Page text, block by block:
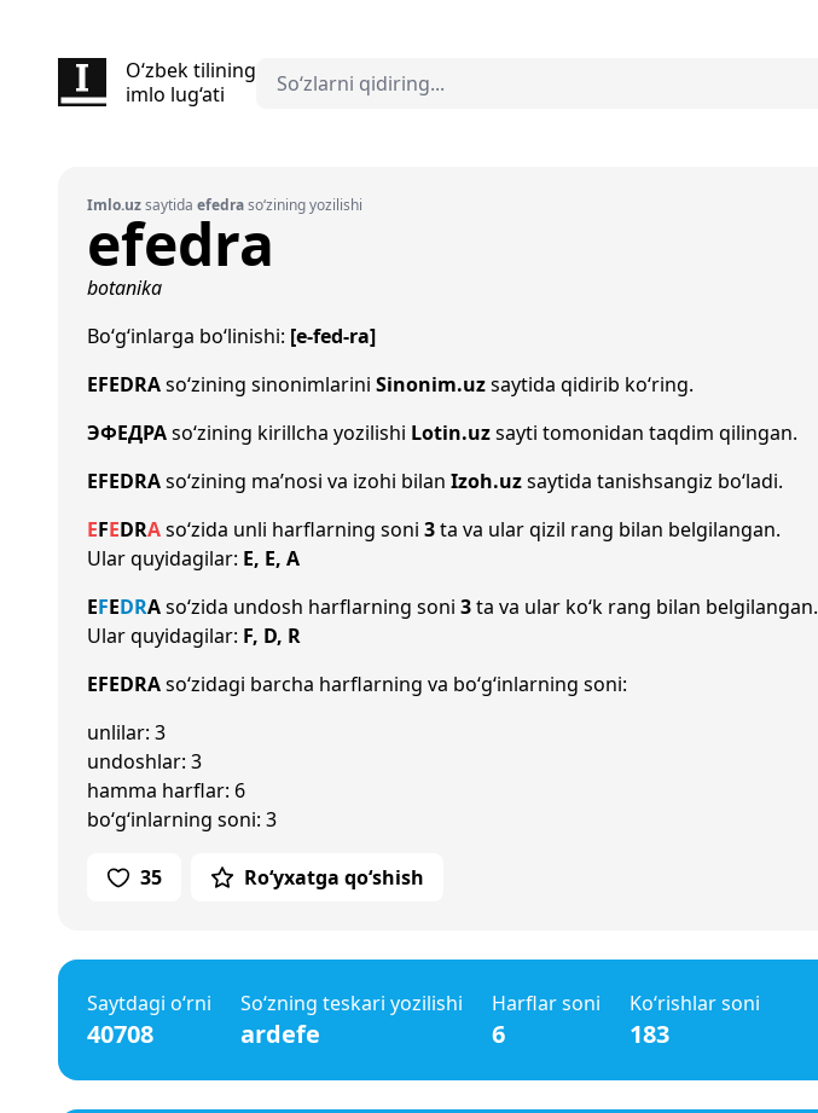
O‘zbek tilining
imlo lug‘ati
Imlo.uzsaytida efedraso‘zining yozilishi
efedra
botanika
Bo‘g‘inlarga bo‘linishi: [e-fed-ra]
EFEDRAso‘zining sinonimlarini Sinonim.uzsaytida qidirib ko‘ring.
ЭФЕДРАso‘zining kirillcha yozilishi Lotin.uzsayti tomonidan taqdim qilingan.
EFEDRAso‘zining ma’nosi va izohi bilan Izoh.uzsaytida tanishsangiz bo‘ladi.
EFEDRAso‘zida unli harflarning soni 3ta va ular qizil rang bilan belgilangan.
Ular quyidagilar: E, E, A
EFEDRAso‘zida undosh harflarning soni 3ta va ular ko‘k rang bilan belgilangan.
Ular quyidagilar: F, D, R
EFEDRAso‘zidagi barcha harflarning va bo‘g‘inlarning soni:
unlilar: 3
undoshlar: 3
hamma harflar: 6
bo‘g‘inlarning soni: 3
35 Ro‘yxatga qo‘shish
Saytdagi o‘rni
40708
So‘zning teskari yozilishi
ardefe
Harflar soni
6
Ko‘rishlar soni
183